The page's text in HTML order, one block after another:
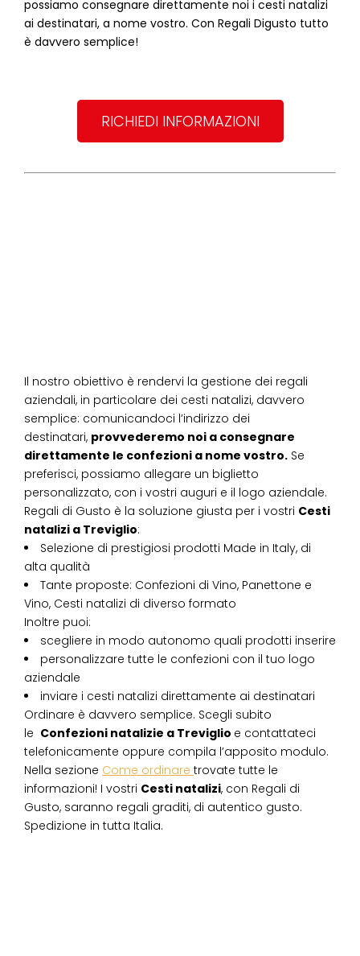
possiamo consegnare direttamente noi i cesti natalizi
ai destinatari, a nome vostro. Con Regali Digusto tutto
è davvero semplice!
RICHIEDI INFORMAZIONI
Il nostro obiettivo è rendervi la gestione dei regali
aziendali, in particolare dei cesti natalizi, davvero
semplice: comunicandoci l’indirizzo dei
destinatari, provvederemo noi a consegnare
direttamente le confezioni a nome vostro. Se
preferisci, possiamo allegare un biglietto
personalizzato, con i vostri auguri e il logo aziendale.
Regali di Gusto è la soluzione giusta per i vostri Cesti
natalizi a Treviglio:
Selezione di prestigiosi prodotti Made in Italy, di
alta qualità
Tante proposte: Confezioni di Vino, Panettone e
Vino, Cesti natalizi di diverso formato
Inoltre puoi:
scegliere in modo autonomo quali prodotti inserire
personalizzare tutte le confezioni con il tuo logo
aziendale
inviare i cesti natalizi direttamente ai destinatari
Ordinare è davvero semplice. Scegli subito
le Confezioni natalizie a Treviglio e contattateci
telefonicamente oppure compila l’apposito modulo.
Nella sezione Come ordinare trovate tutte le
informazioni! I vostri Cesti natalizi, con Regali di
Gusto, saranno regali graditi, di autentico gusto.
Spedizione in tutta Italia.